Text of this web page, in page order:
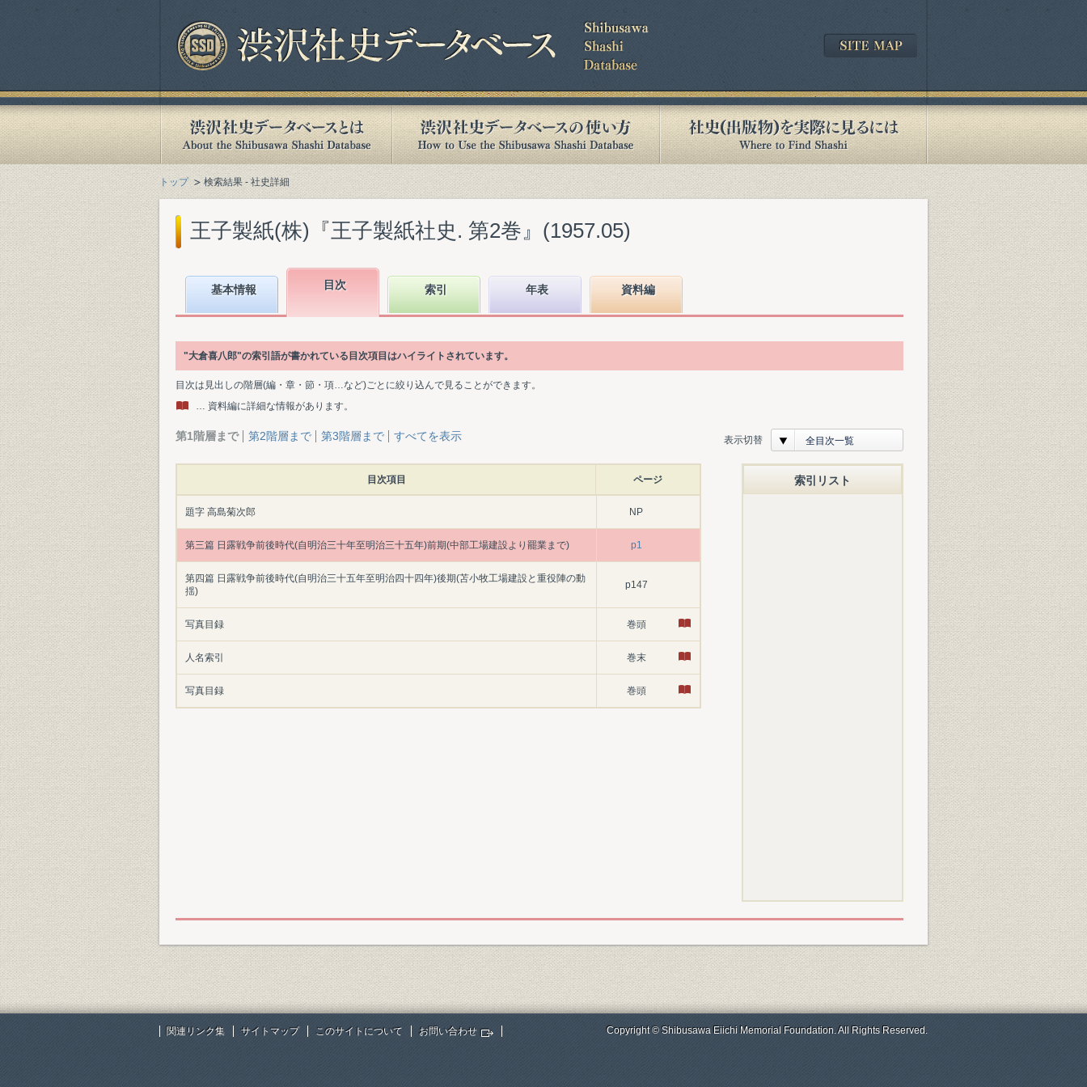
トップ 検索結果 - 社史詳細
王子製紙(株)『王子製紙社史. 第2巻』(1957.05)
基本情報 目次 索引 年表 資料編
"大倉喜八郎"の索引語が書かれている目次項目はハイライトされています。
目次は見出しの階層(編・章・節・項…など)ごとに絞り込んで見ることができます。
… 資料編に詳細な情報があります。
第1階層まで 第2階層まで 第3階層まで すべてを表示 表示切替 全目次一覧
目次項目 ページ
題字 高島菊次郎 NP
第三篇 日露戦争前後時代(自明治三十年至明治三十五年)前期(中部工場建設より罷業まで) p1
第四篇 日露戦争前後時代(自明治三十五年至明治四十四年)後期(苫小牧工場建設と重役陣の動
揺)
p147
写真目録 巻頭
人名索引 巻末
写真目録 巻頭
索引リスト
関連リンク集 サイトマップ このサイトについて お問い合わせ Copyright © Shibusawa Eiichi Memorial Foundation. All Rights Reserved.